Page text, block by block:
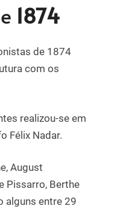
1874
de 1874
com os
realizou-se em
Félix Nadar.
August
Pissarro, Berthe
alguns entre 29